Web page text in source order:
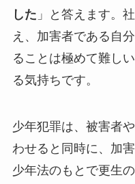
した 」と答えます。
え、加害者である自
ることは極めて難し
る気持ちです。
少年犯罪は、被害者
わせると同時に、加
少年法のもとで更生